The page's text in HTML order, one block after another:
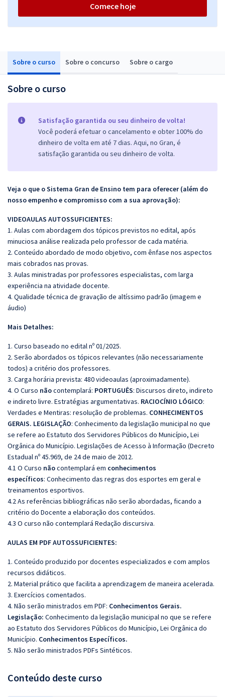
Sobre o curso Sobre o concurso Sobre o cargo
Sobre o curso
Satisfação garantida ou seu dinheiro de volta!
Você poderá efetuar o cancelamento e obter 100% do
dinheiro de volta em até 7 dias. Aqui, no Gran, é
satisfação garantida ou seu dinheiro de volta.
Veja o que o Sistema Gran de Ensino tem para oferecer (além do
nosso empenho e compromisso com a sua aprovação):
VIDEOAULAS AUTOSSUFICIENTES:
1. Aulas com abordagem dos tópicos previstos no edital, após
minuciosa análise realizada pelo professor de cada matéria.
2. Conteúdo abordado de modo objetivo, com ênfase nos aspectos
mais cobrados nas provas.
3. Aulas ministradas por professores especialistas, com larga
experiência na atividade docente.
4. Qualidade técnica de gravação de altíssimo padrão (imagem e
áudio)
Mais Detalhes:
1. Curso baseado no edital nº 01/2025.
2. Serão abordados os tópicos relevantes (não necessariamente
todos) a critério dos professores.
3. Carga horária prevista: 480 videoaulas (aproximadamente).
4. O Curso nãocontemplará: PORTUGUÊS: Discursos direto, indireto
e indireto livre. Estratégias argumentativas. RACIOCÍNIO LÓGICO:
Verdades e Mentiras: resolução de problemas. CONHECIMENTOS
GERAIS. LEGISLAÇÃO: Conhecimento da legislação municipal no que
se refere ao Estatuto dos Servidores Públicos do Município, Lei
Orgânica do Município. Legislações de Acesso à Informação (Decreto
Estadual nº 45.969, de 24 de maio de 2012.
4.1 O Curso nãocontemplará em conhecimentos
específicos: Conhecimento das regras dos esportes em geral e
treinamentos esportivos.
4.2 As referências bibliográficas não serão abordadas, ficando a
critério do Docente a elaboração dos conteúdos.
4.3 O curso não contemplará Redação discursiva.
AULAS EM PDF AUTOSSUFICIENTES:
1. Conteúdo produzido por docentes especializados e com amplos
recursos didáticos.
2. Material prático que facilita a aprendizagem de maneira acelerada.
3. Exercícios comentados.
4. Não serão ministrados em PDF: Conhecimentos Gerais.
Legislação: Conhecimento da legislação municipal no que se refere
ao Estatuto dos Servidores Públicos do Município, Lei Orgânica do
Município. Conhecimentos Específicos.
5. Não serão ministrados PDFs Sintéticos.
Conteúdo deste curso
Comece hoje